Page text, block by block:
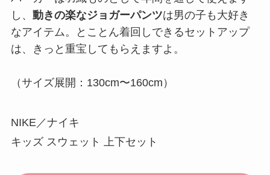
し、 動きの楽なジョガーパンツは男の子も大好き
なアイテム。とことん着回しできるセットアップ
は、きっと重宝してもらえますよ。
（サイズ展開：130cm〜160cm）
NIKE／ナイキ
キッズ スウェット 上下セット